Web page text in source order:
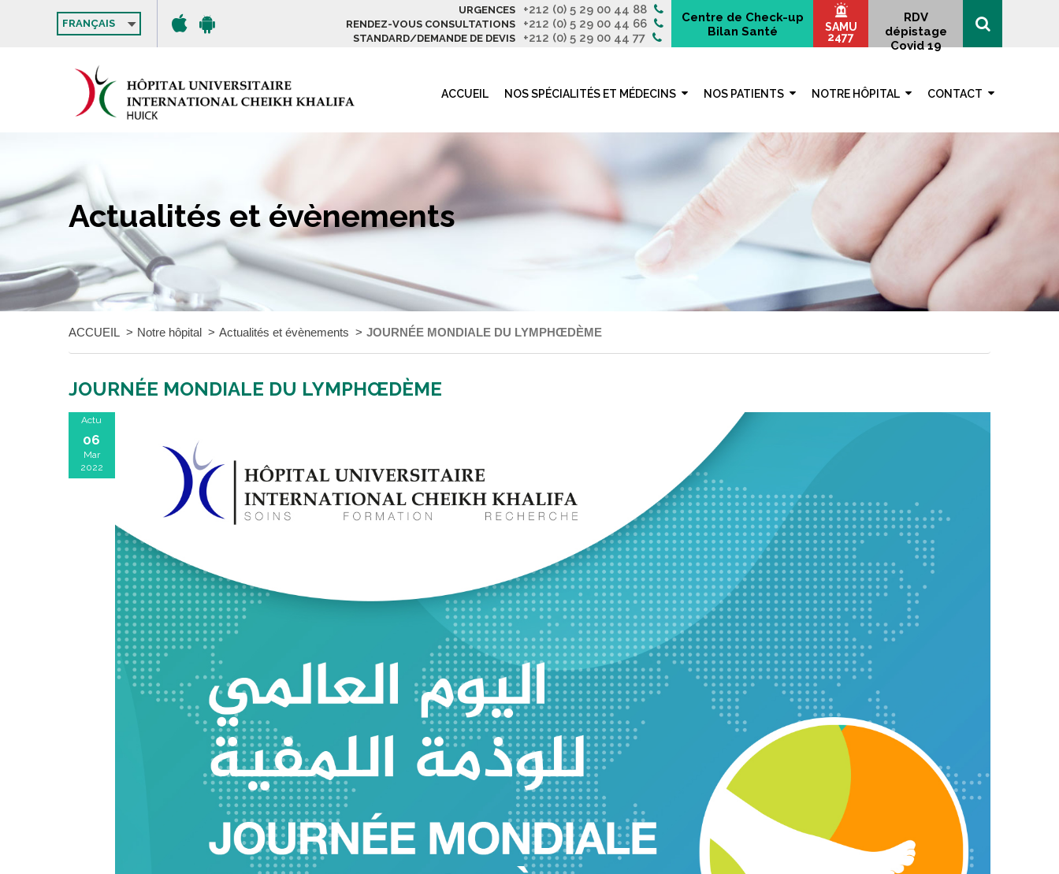
FRANÇAIS
URGENCES +212 (0) 5 29 00 44 88
RENDEZ-VOUS CONSULTATIONS +212 (0) 5 29 00 44 66
STANDARD/DEMANDE DE DEVIS +212 (0) 5 29 00 44 77
Centre de Check-up
Bilan Santé
SAMU
2477
RDV
dépistage
Covid 19
ACCUEIL NOS SPÉCIALITÉS ET MÉDECINS NOS PATIENTS NOTRE HÔPITAL CONTACT
Actualités et évènements
ACCUEIL Notre hôpital Actualités et évènements JOURNÉE MONDIALE DU LYMPHŒDÈME
JOURNÉE MONDIALE DU LYMPHŒDÈME
Actu
06
Mar
2022